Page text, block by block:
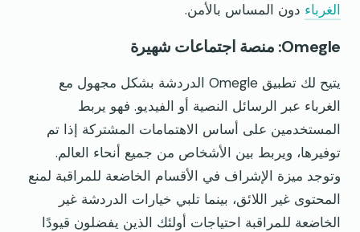
الغرباء دون المساس بالأمن.
Omegle: منصة اجتماعات شهيرة
يتيح لك تطبيق Omegle الدردشة بشكل مجهول مع
الغرباء عبر الرسائل النصية أو الفيديو. فهو يربط
المستخدمين على أساس الاهتمامات المشتركة إذا تم
توفيرها، ويربط بين الأشخاص من جميع أنحاء العالم.
وتوجد ميزة الإشراف في الأقسام الخاضعة للمراقبة لمنع
المحتوى غير اللائق، بينما تلبي خيارات الدردشة غير
الخاضعة للمراقبة احتياجات أولئك الذين يفضلون قيودًا